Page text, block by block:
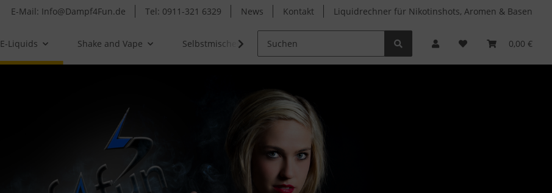
E-Mail: Info@Dampf4Fun.de Tel: 0911-321 6329 News Kontakt Liquidrechner für Nikotinshots, Aromen & Basen
0,00 €
E-Liquids Shake and Vape Selbstmischer Clearomizer Verdampferköpfe Zubehör